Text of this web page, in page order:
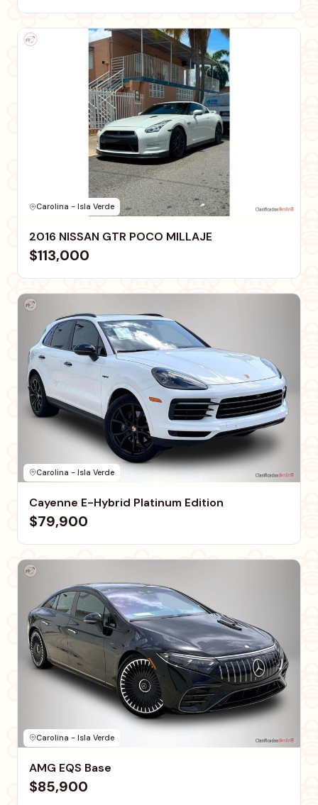
Carolina - Isla Verde
2016 NISSAN GTR POCO MILLAJE
$113,000
Carolina - Isla Verde
Cayenne E-Hybrid Platinum Edition
$79,900
Carolina - Isla Verde
AMG EQS Base
$85,900